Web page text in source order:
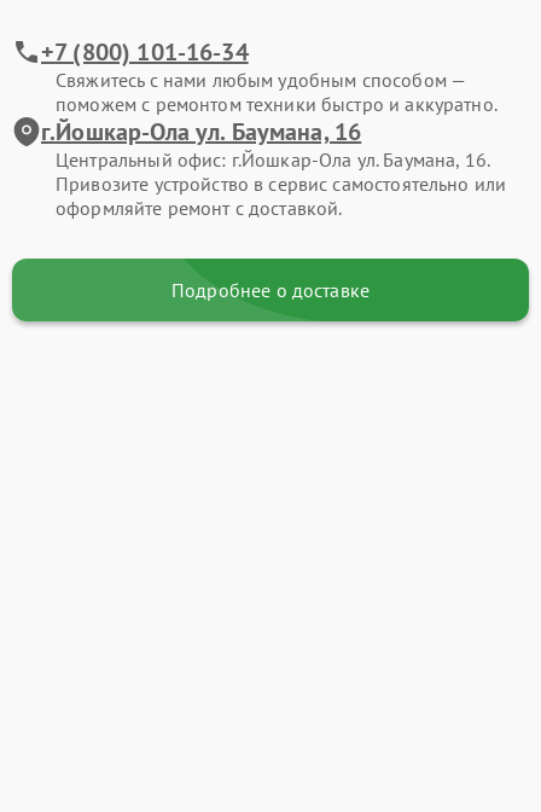
+7 (800) 101-16-34
Свяжитесь с нами любым удобным способом —
поможем с ремонтом техники быстро и аккуратно.
г.Йошкар-Ола ул. Баумана, 16
Центральный офис: г.Йошкар-Ола ул. Баумана, 16.
Привозите устройство в сервис самостоятельно или
оформляйте ремонт с доставкой.
Подробнее о доставке